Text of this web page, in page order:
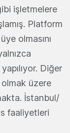
işletmelere
Platform
olmasını
Diğer
üzere
İstanbul/
faaliyetleri